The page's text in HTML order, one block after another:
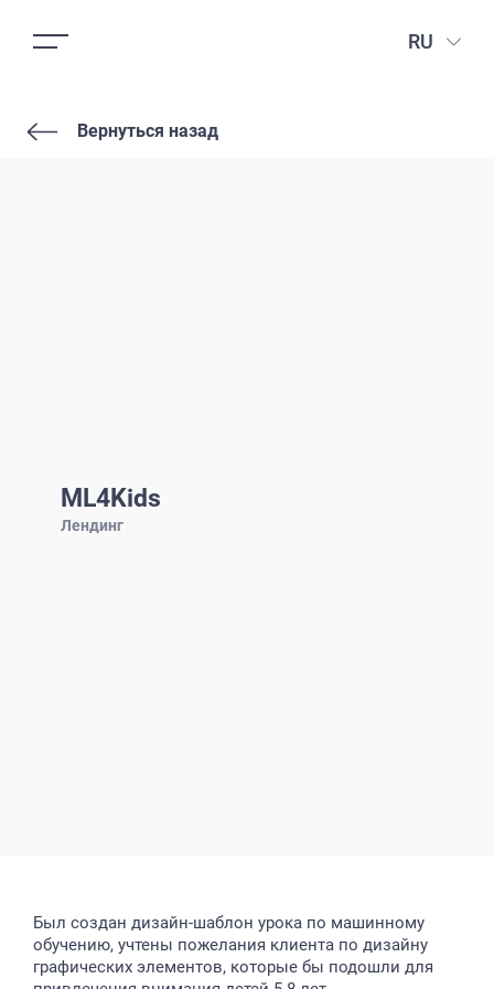
RU
Вернуться назад
ML4Kids
Лендинг
Был создан дизайн-шаблон урока по машинному
обучению, учтены пожелания клиента по дизайну
графических элементов, которые бы подошли для